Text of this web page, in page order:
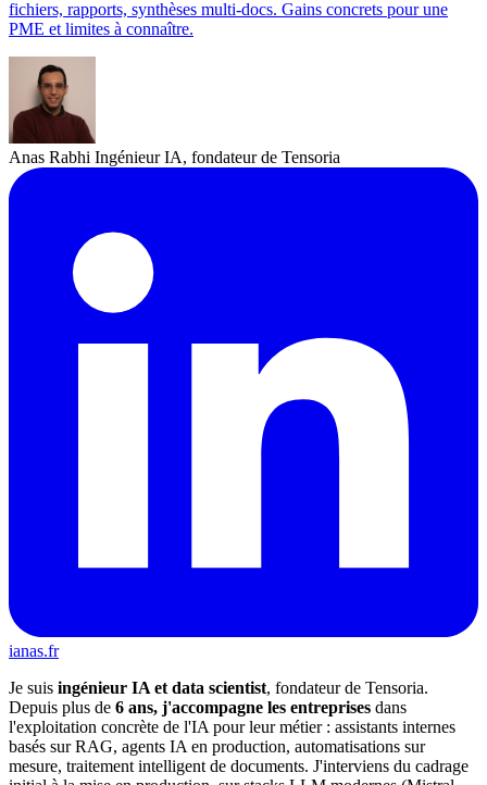
fichiers, rapports, synthèses multi-docs. Gains concrets pour une
PME et limites à connaître.
Anas Rabhi Ingénieur IA, fondateur de Tensoria
ianas.fr
Je suis ingénieur IA et data scientist, fondateur de Tensoria.
Depuis plus de 6 ans, j'accompagne les entreprises dans
l'exploitation concrète de l'IA pour leur métier : assistants internes
basés sur RAG, agents IA en production, automatisations sur
mesure, traitement intelligent de documents. J'interviens du cadrage